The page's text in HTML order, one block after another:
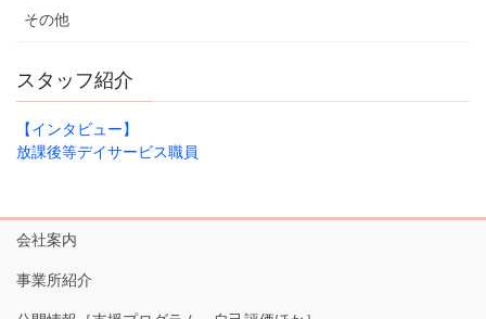
その他
スタッフ紹介
【インタビュー】
放課後等デイサービス職員
会社案内
事業所紹介